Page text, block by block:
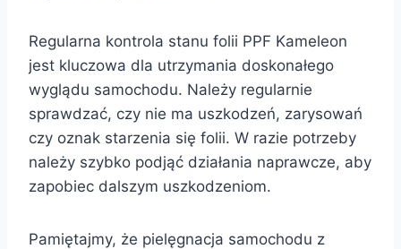
Regularna kontrola stanu folii PPF Kameleon
jest kluczowa dla utrzymania doskonałego
wyglądu samochodu. Należy regularnie
sprawdzać, czy nie ma uszkodzeń, zarysowań
czy oznak starzenia się folii. W razie potrzeby
należy szybko podjąć działania naprawcze, aby
zapobiec dalszym uszkodzeniom.
Pamiętajmy, że pielęgnacja samochodu z